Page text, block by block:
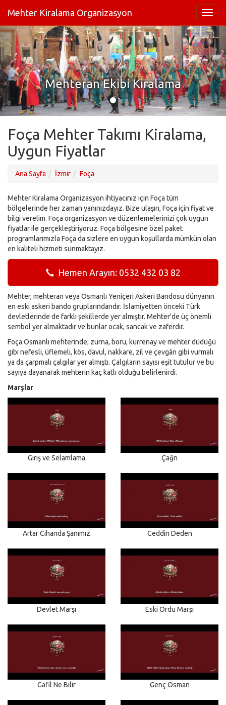
Mehter Kiralama Organizasyon
Mehteran Ekibi Kiralama
Foça Mehter Takımı Kiralama,
Uygun Fiyatlar
Ana Sayfa İzmir Foça
Mehter Kiralama Organizasyon ihtiyacınız için Foça tüm
bölgelerinde her zaman yanınızdayız. Bize ulaşın, Foça için fiyat ve
bilgi verelim. Foça organizasyon ve düzenlemelerinizi çok uygun
fiyatlar ile gerçekleştiriyoruz. Foça bölgesine özel paket
programlarımızla Foça da sizlere en uygun koşullarda mümkün olan
en kaliteli hizmeti sunmaktayız.
Hemen Arayın: 0532 432 03 82
Mehter, mehteran veya Osmanlı Yeniçeri Askeri Bandosu dünyanın
en eski askeri bando gruplarındandır. İslamiyetten önceki Türk
devletlerinde de farklı şekillerde yer almıştır. Mehter'de üç önemli
sembol yer almaktadır ve bunlar ocak, sancak ve zaferdir.
Foça Osmanlı mehterinde; zurna, boru, kurrenay ve mehter düdüğü
gibi nefesli, üflemeli, kös, davul, nakkare, zil ve çevgân gibi vurmalı
ya da çarpmalı çalgılar yer almıştı. Çalgıların sayısı eşit tutulur ve bu
sayıya dayanarak mehterin kaç katlı olduğu belirlenirdi.
Marşlar
Giriş ve Selamlama Çağrı
Artar Cihanda Şanımız Ceddin Deden
Devlet Marşı Eski Ordu Marşı
Gafil Ne Bilir Genç Osman